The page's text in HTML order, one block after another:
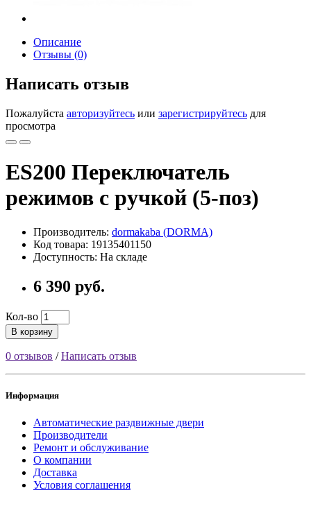
Описание
Отзывы (0)
Написать отзыв
Пожалуйста авторизуйтесь или зарегистрируйтесь для
просмотра
ES200 Переключатель
режимов с ручкой (5-поз)
Производитель: dormakaba (DORMA)
Код товара: 19135401150
Доступность: На складе
6 390 руб.
Кол-во
В корзину
0 отзывов /Написать отзыв
Информация
Автоматические раздвижные двери
Производители
Ремонт и обслуживание
О компании
Доставка
Условия соглашения